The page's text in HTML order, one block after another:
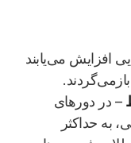
افزایش می‌یابند
– در دورهای
به حداکثر